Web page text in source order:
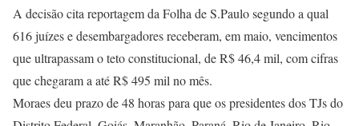
A decisão cita reportagem da Folha de S.Paulo segundo a qual
616 juízes e desembargadores receberam, em maio, vencimentos
que ultrapassam o teto constitucional, de R$ 46,4 mil, com cifras
que chegaram a até R$ 495 mil no mês.
Moraes deu prazo de 48 horas para que os presidentes dos TJs do